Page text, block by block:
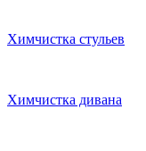
Химчистка стульев
Химчистка дивана